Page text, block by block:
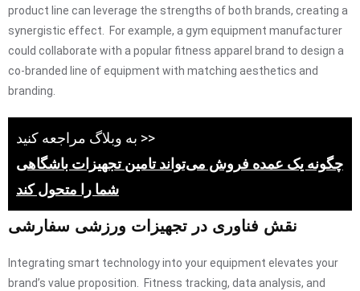
product line can leverage the strengths of both brands, creating a
synergistic effect. For example, a gym equipment manufacturer
could collaborate with a popular fitness apparel brand to design a
co-branded line of equipment with matching aesthetics and
branding.
به وبلاگ مراجعه کنید >>
چگونه یک عمده فروش می‌تواند تامین تجهیزات باشگاهی
شما را متحول کند
نقش فناوری در تجهیزات ورزشی سفارشی
Integrating smart technology into your equipment elevates your
brand’s value proposition. Fitness tracking, data analysis, and